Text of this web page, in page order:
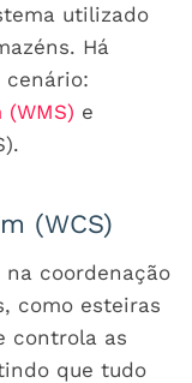
utilizado
Há
cenário:
e
(WCS)
coordenação
como esteiras
controla as
que tudo